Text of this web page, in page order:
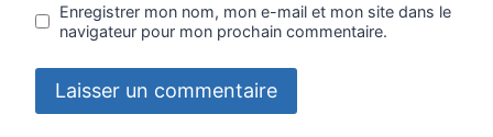
Enregistrer mon nom, mon e-mail et mon site dans le
navigateur pour mon prochain commentaire.